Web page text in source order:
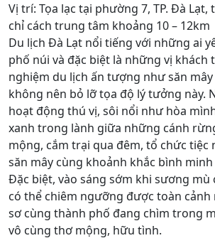
Vị trí: Tọa lạc tại phường 7, TP. Đà
chỉ cách trung tâm khoảng 10 – 12km
Du lịch Đà Lạt nổi tiếng với những ai
phố núi và đặc biệt là những vị khách
nghiệm du lịch ấn tượng như săn
không nên bỏ lỡ tọa độ lý tưởng này.
hoạt động thú vị, sôi nổi như hòa
xanh trong lành giữa những cánh
mộng, cắm trại qua đêm, tổ chức tiệc
săn mây cùng khoảnh khắc bình
Đặc biệt, vào sáng sớm khi sương mù
có thể chiêm ngưỡng được toàn
sơ cùng thành phố đang chìm trong
vô cùng thơ mộng, hữu tình.